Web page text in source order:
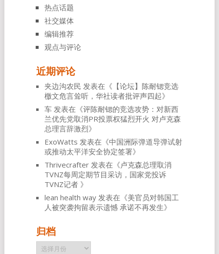
热点话题
社交媒体
编辑推荐
观点与评论
近期评论
夹边沟农民 发表在《 【论坛】陈耐锶竞选
檄文危言耸听，华社读者批评声四起》
车发表在《评陈耐锶的竞选攻势：对新西
兰优先党取消PR投票权猛烈开火 对卢克森
总理言辞激烈》
ExoWatts 发表在《中国洲际弹道导弹试射
或推动太平洋安全协定签署》
Thrivecrafter发表在《卢克森总理取消
TVNZ每周定期节目采访，国家党投诉
TVNZ记者 》
lean health way发表在《美官员对韩国工
人被突袭拘留表示遗憾 承诺不再发生》
归档
归